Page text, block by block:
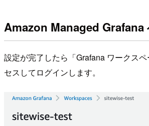
Amazon Managed Grafana
設定が完了したら「Grafana ワークス
セスしてログインします。